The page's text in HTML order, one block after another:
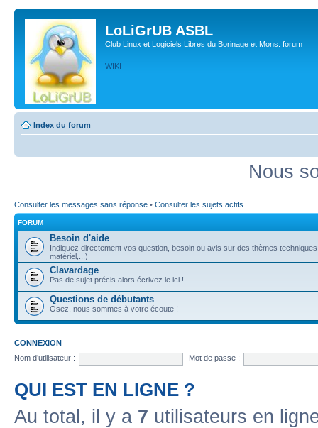
LoLiGrUB ASBL
Club Linux et Logiciels Libres du Borinage et Mons: forum
WIKI
Index du forum
Nous
Consulter les messages sans réponse • Consulter les sujets actifs
FORUM
Besoin d'aide
Indiquez directement vos question, besoin ou avis sur des thèmes
matériel,...)
Clavardage
Pas de sujet précis alors écrivez le ici !
Questions de débutants
Osez, nous sommes à votre écoute !
CONNEXION
Nom d’utilisateur :
Mot de passe :
QUI EST EN LIGNE ?
Au total, il y a 7 utilisateurs en